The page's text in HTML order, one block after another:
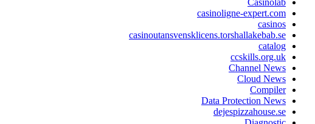
casinoligne-expert.com
casinos
casinoutansvensklicens.torshallakebab.se
catalog
ccskills.org.uk
Channel News
Cloud News
Compiler
Data Protection News
dejespizzahouse.se